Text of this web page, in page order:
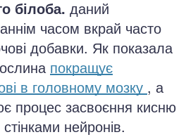
білоба. даний
часом вкрай часто
добавки. Як показала
покращує
в головному мозку , а
процес засвоєння кисню
нейронів.